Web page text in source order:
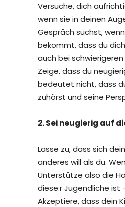
Versuche, dich
wenn sie in deinen
Gespräch suchst,
bekommt, dass du
auch bei schwierigeren
Zeige, dass du
bedeutet nicht, dass
zuhörst und seine
2. Sei neugierig auf
Lasse zu, dass sich
anderes will als du.
Unterstütze also die
diese:r Jugendliche ist
Akzeptiere, dass dein